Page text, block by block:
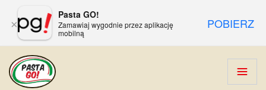
×
Pasta GO!
Zamawiaj wygodnie przez aplikację
mobilną
POBIERZ